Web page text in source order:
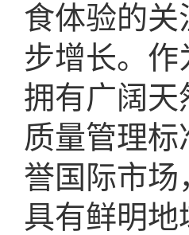
食体验的
步增长。
拥有广阔
质量管理
誉国际市
具有鲜明